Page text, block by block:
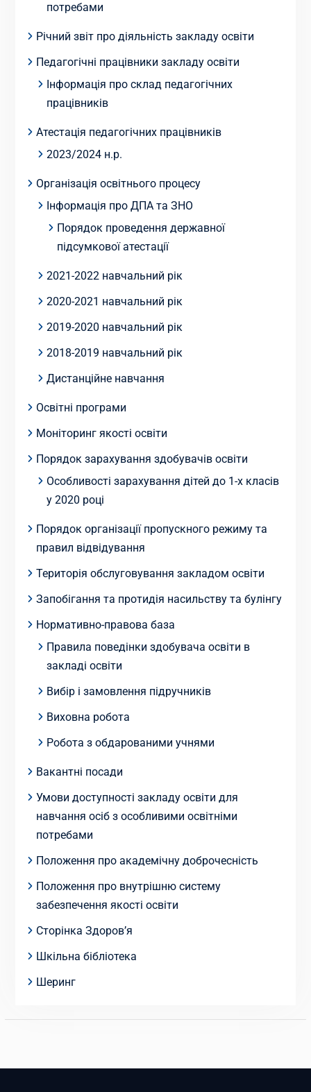
потребами
Річний звіт про діяльність закладу освіти
Педагогічні працівники закладу освіти
Інформація про склад педагогічних
працівників
Атестація педагогічних працівників
2023/2024 н.р.
Організація освітнього процесу
Інформація про ДПА та ЗНО
Порядок проведення державної
підсумкової атестації
2021-2022 навчальний рік
2020-2021 навчальний рік
2019-2020 навчальний рік
2018-2019 навчальний рік
Дистанційне навчання
Освітні програми
Моніторинг якості освіти
Порядок зарахування здобувачів освіти
Особливості зарахування дітей до 1-х класів
у 2020 році
Порядок організації пропускного режиму та
правил відвідування
Територія обслуговування закладом освіти
Запобігання та протидія насильству та булінгу
Нормативно-правова база
Правила поведінки здобувача освіти в
закладі освіти
Вибір і замовлення підручників
Виховна робота
Робота з обдарованими учнями
Вакантні посади
Умови доступності закладу освіти для
навчання осіб з особливими освітніми
потребами
Положення про академічну доброчесність
Положення про внутрішню систему
забезпечення якості освіти
Сторінка Здоров’я
Шкільна бібліотека
Шеринг